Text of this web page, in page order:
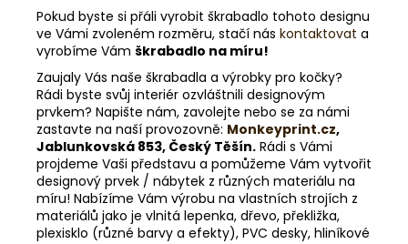
Pokud byste si přáli vyrobit škrabadlo tohoto designu
ve Vámi zvoleném rozměru, stačí nás kontaktovat a
vyrobíme Vám škrabadlo na míru!
Zaujaly Vás naše škrabadla a výrobky pro kočky?
Rádi byste svůj interiér ozvláštnili designovým
prvkem? Napište nám, zavolejte nebo se za námi
zastavte na naší provozovně: Monkeyprint.cz,
Jablunkovská 853, Český Těšín. Rádi s Vámi
projdeme Vaši představu a pomůžeme Vám vytvořit
designový prvek / nábytek z různých materiálu na
míru! Nabízíme Vám výrobu na vlastních strojích z
materiálů jako je vlnitá lepenka, dřevo, překližka,
plexisklo (různé barvy a efekty), PVC desky, hliníkové